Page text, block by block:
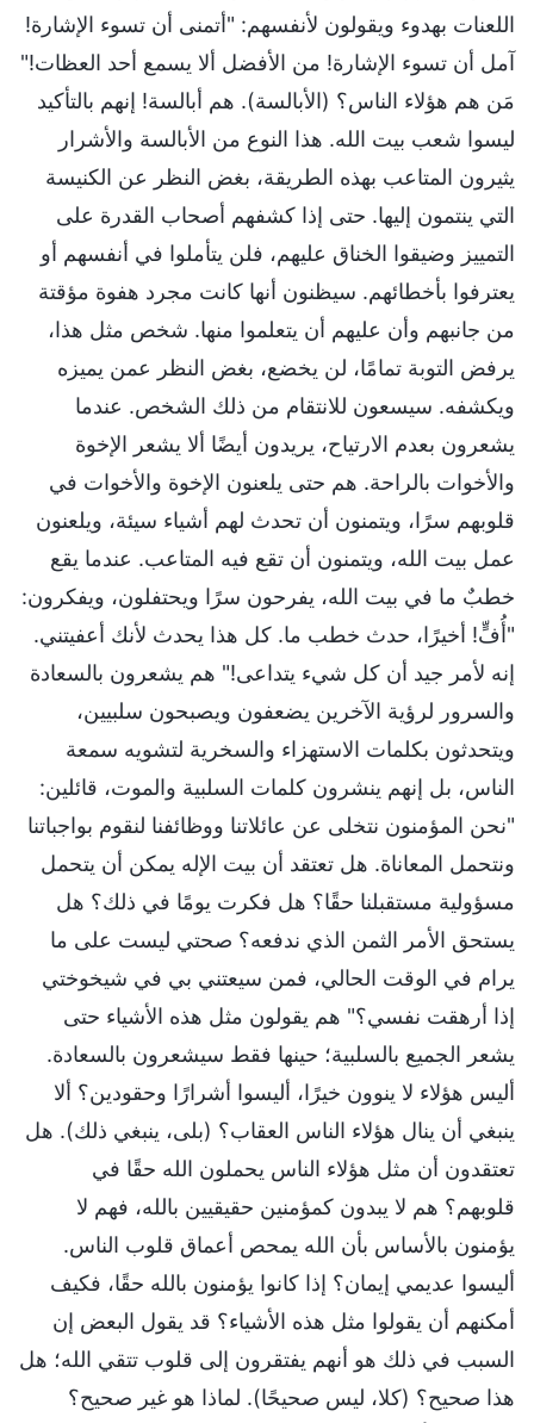
اللعنات بهدوء ويقولون لأنفسهم: "أتمنى أن تسوء الإشارة!
آمل أن تسوء الإشارة! من الأفضل ألا يسمع أحد العظات!"
مَن هم هؤلاء الناس؟ (الأبالسة). هم أبالسة! إنهم بالتأكيد
ليسوا شعب بيت الله. هذا النوع من الأبالسة والأشرار
يثيرون المتاعب بهذه الطريقة، بغض النظر عن الكنيسة
التي ينتمون إليها. حتى إذا كشفهم أصحاب القدرة على
التمييز وضيقوا الخناق عليهم، فلن يتأملوا في أنفسهم أو
يعترفوا بأخطائهم. سيظنون أنها كانت مجرد هفوة مؤقتة
من جانبهم وأن عليهم أن يتعلموا منها. شخص مثل هذا،
يرفض التوبة تمامًا، لن يخضع، بغض النظر عمن يميزه
ويكشفه. سيسعون للانتقام من ذلك الشخص. عندما
يشعرون بعدم الارتياح، يريدون أيضًا ألا يشعر الإخوة
والأخوات بالراحة. هم حتى يلعنون الإخوة والأخوات في
قلوبهم سرًا، ويتمنون أن تحدث لهم أشياء سيئة، ويلعنون
عمل بيت الله، ويتمنون أن تقع فيه المتاعب. عندما يقع
خطبٌ ما في بيت الله، يفرحون سرًا ويحتفلون، ويفكرون:
"أُفٍّ! أخيرًا، حدث خطب ما. كل هذا يحدث لأنك أعفيتني.
إنه لأمر جيد أن كل شيء يتداعى!" هم يشعرون بالسعادة
والسرور لرؤية الآخرين يضعفون ويصبحون سلبيين،
ويتحدثون بكلمات الاستهزاء والسخرية لتشويه سمعة
الناس، بل إنهم ينشرون كلمات السلبية والموت، قائلين:
"نحن المؤمنون نتخلى عن عائلاتنا ووظائفنا لنقوم بواجباتنا
ونتحمل المعاناة. هل تعتقد أن بيت الإله يمكن أن يتحمل
مسؤولية مستقبلنا حقًا؟ هل فكرت يومًا في ذلك؟ هل
يستحق الأمر الثمن الذي ندفعه؟ صحتي ليست على ما
يرام في الوقت الحالي، فمن سيعتني بي في شيخوختي
إذا أرهقت نفسي؟" هم يقولون مثل هذه الأشياء حتى
يشعر الجميع بالسلبية؛ حينها فقط سيشعرون بالسعادة.
أليس هؤلاء لا ينوون خيرًا، أليسوا أشرارًا وحقودين؟ ألا
ينبغي أن ينال هؤلاء الناس العقاب؟ (بلى، ينبغي ذلك). هل
تعتقدون أن مثل هؤلاء الناس يحملون الله حقًا في
قلوبهم؟ هم لا يبدون كمؤمنين حقيقيين بالله، فهم لا
يؤمنون بالأساس بأن الله يمحص أعماق قلوب الناس.
أليسوا عديمي إيمان؟ إذا كانوا يؤمنون بالله حقًا، فكيف
أمكنهم أن يقولوا مثل هذه الأشياء؟ قد يقول البعض إن
السبب في ذلك هو أنهم يفتقرون إلى قلوب تتقي الله؛ هل
هذا صحيح؟ (كلا، ليس صحيحًا). لماذا هو غير صحيح؟